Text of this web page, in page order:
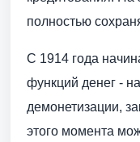
полностью
С 1914 года
функций денег -
демонетизации,
этого момента